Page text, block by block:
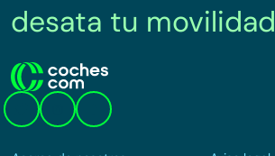
desata tu movilidad